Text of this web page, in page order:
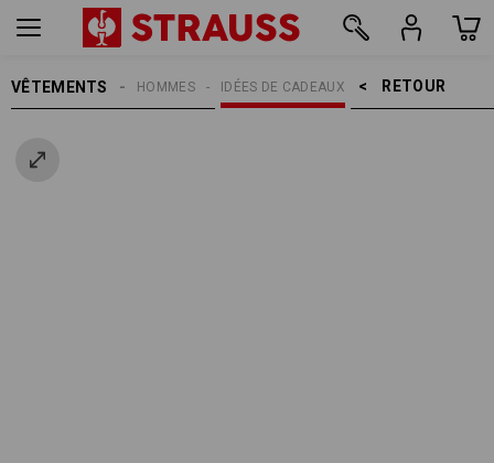
VÊTEMENTS RETOUR    >
IDÉES DE CADEAUX
HOMMES